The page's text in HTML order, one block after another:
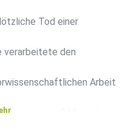
Tod einer
verarbeitete den
Arbeit
neugierig auf Menschen ist,